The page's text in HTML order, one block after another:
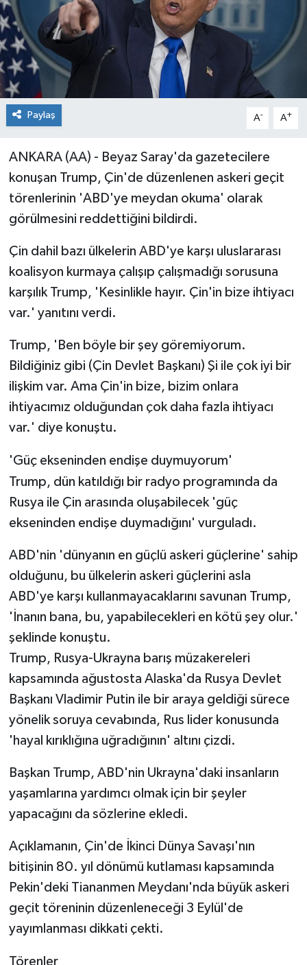
Paylaş A- A+
ANKARA (AA) - Beyaz Saray'da gazetecilere
konuşan Trump, Çin'de düzenlenen askeri geçit
törenlerinin 'ABD'ye meydan okuma' olarak
görülmesini reddettiğini bildirdi.
Çin dahil bazı ülkelerin ABD'ye karşı uluslararası
koalisyon kurmaya çalışıp çalışmadığı sorusuna
karşılık Trump, 'Kesinlikle hayır. Çin'in bize ihtiyacı
var.' yanıtını verdi.
Trump, 'Ben böyle bir şey göremiyorum.
Bildiğiniz gibi (Çin Devlet Başkanı) Şi ile çok iyi bir
ilişkim var. Ama Çin'in bize, bizim onlara
ihtiyacımız olduğundan çok daha fazla ihtiyacı
var.' diye konuştu.
'Güç ekseninden endişe duymuyorum'
Trump, dün katıldığı bir radyo programında da ​​
Rusya ile Çin arasında oluşabilecek 'güç
ekseninden endişe duymadığını' vurguladı.
ABD'nin 'dünyanın en güçlü askeri güçlerine' sahip
olduğunu, bu ülkelerin askeri güçlerini asla
ABD'ye karşı kullanmayacaklarını savunan Trump,
'İnanın bana, bu, yapabilecekleri en kötü şey olur.'
şeklinde konuştu.
Trump, Rusya-Ukrayna barış müzakereleri
kapsamında ağustosta Alaska'da Rusya Devlet
Başkanı Vladimir Putin ile bir araya geldiği sürece
yönelik soruya cevabında, Rus lider konusunda
'hayal kırıklığına uğradığının' altını çizdi.
Başkan Trump, ABD'nin Ukrayna'daki insanların
yaşamlarına yardımcı olmak için bir şeyler
yapacağını da sözlerine ekledi.
Açıklamanın, ⁠Çin'de İkinci Dünya Savaşı'nın
bitişinin 80. yıl dönümü kutlaması kapsamında
Pekin'deki Tiananmen Meydanı'nda büyük askeri
geçit töreninin düzenleneceği 3 Eylül'de
yayımlanması dikkati çekti.
Törenler